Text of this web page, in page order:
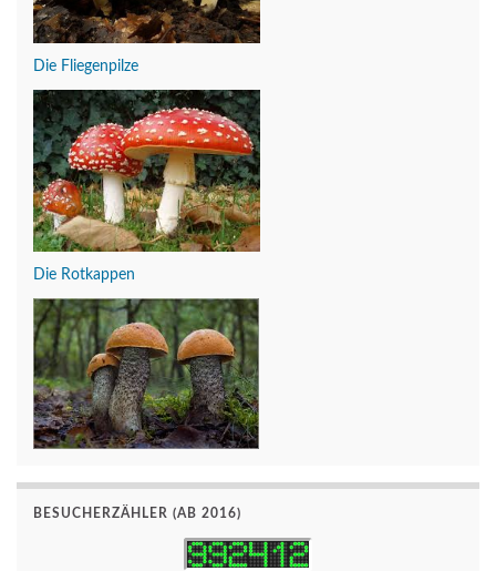
Die Fliegenpilze
Die Rotkappen
BESUCHERZÄHLER (AB 2016)